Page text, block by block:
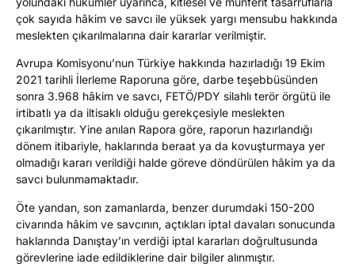
çok sayıda hâkim ve savcı ile yüksek yargı mensubu hakkında
meslekten çıkarılmalarına dair kararlar verilmiştir.
Avrupa Komisyonu’nun Türkiye hakkında hazırladığı 19 Ekim
2021 tarihli İlerleme Raporuna göre, darbe teşebbüsünden
sonra 3.968 hâkim ve savcı, FETÖ/PDY silahlı terör örgütü ile
irtibatlı ya da iltisaklı olduğu gerekçesiyle meslekten
çıkarılmıştır. Yine anılan Rapora göre, raporun hazırlandığı
dönem itibariyle, haklarında beraat ya da kovuşturmaya yer
olmadığı kararı verildiği halde göreve döndürülen hâkim ya da
savcı bulunmamaktadır.
Öte yandan, son zamanlarda, benzer durumdaki 150-200
civarında hâkim ve savcının, açtıkları iptal davaları sonucunda
haklarında Danıştay’ın verdiği iptal kararları doğrultusunda
görevlerine iade edildiklerine dair bilgiler alınmıştır.